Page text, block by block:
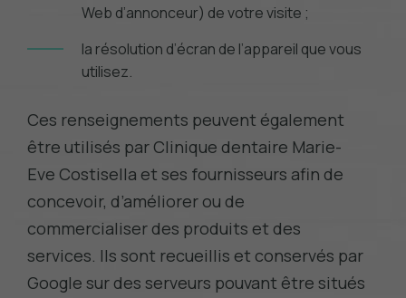
Web d’annonceur) de votre visite ;
la résolution d’écran de l’appareil que vous
utilisez.
Ces renseignements peuvent également
être utilisés par Clinique dentaire Marie-
Eve Costisella et ses fournisseurs afin de
concevoir, d’améliorer ou de
commercialiser des produits et des
services. Ils sont recueillis et conservés par
Google sur des serveurs pouvant être situés